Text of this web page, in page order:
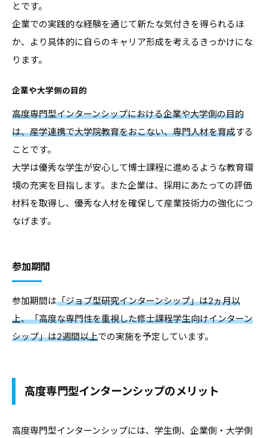
とです。
企業での実践的な経験を通じて新たな気付きを得られるほ
か、より具体的に自らのキャリア形成を考えるきっかけにな
ります。
企業や大学側の目的
高度専門型インターンシップにおける企業や大学側の目的
は、産学連携で大学院教育をおこない、専門人材を育成する
ことです。
大学は優秀な学生が安心して博士課程に進めるような教育環
境の充実を目指します。また企業は、採用にあたっての評価
材料を取得し、優秀な人材を確保して産業技術力の強化につ
なげます。
参加期間
参加期間は「ジョブ型研究インターンシップ」は2ヵ月以
上、「高度な専門性を重視した修士課程学生向けインターン
シップ」は2週間以上での実施を予定しています。
高度専門型インターンシップのメリット
高度専門型インターンシップには、学生側、企業側・大学側